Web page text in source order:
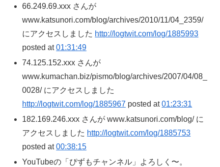
66.249.69.xxx さんが
www.katsunori.com/blog/archives/2010/11/04_2359/
にアクセスしました http://logtwit.com/log/1885993
posted at01:31:49
74.125.152.xxx さんが
www.kumachan.biz/pismo/blog/archives/2007/04/08_
0028/ にアクセスしました
http://logtwit.com/log/1885967 posted at01:23:31
182.169.246.xxx さんが www.katsunori.com/blog/ に
アクセスしました http://logtwit.com/log/1885753
posted at00:38:15
YouTubeの「ぴずもチャンネル」よろしく〜。